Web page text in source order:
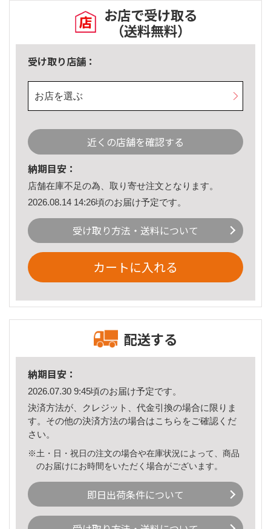
お店で受け取る
（送料無料）
受け取り店舗：
お店を選ぶ
近くの店舗を確認する
納期目安：
店舗在庫不足の為、取り寄せ注文となります。
2026.08.14 14:26頃のお届け予定です。
受け取り方法・送料について
カートに入れる
配送する
納期目安：
2026.07.30 9:45頃のお届け予定です。
決済方法が、クレジット、代金引換の場合に限りま
す。その他の決済方法の場合はこちら をご確認くだ
さい。
※土・日・祝日の注文の場合や在庫状況によって、商品
のお届けにお時間をいただく場合がございます。
即日出荷条件について